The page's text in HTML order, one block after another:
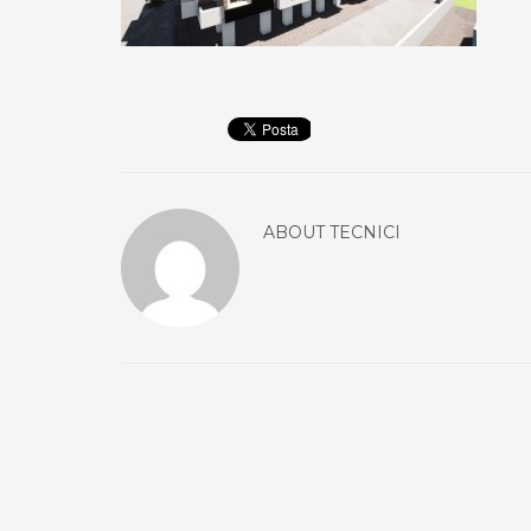
ABOUTTECNICI